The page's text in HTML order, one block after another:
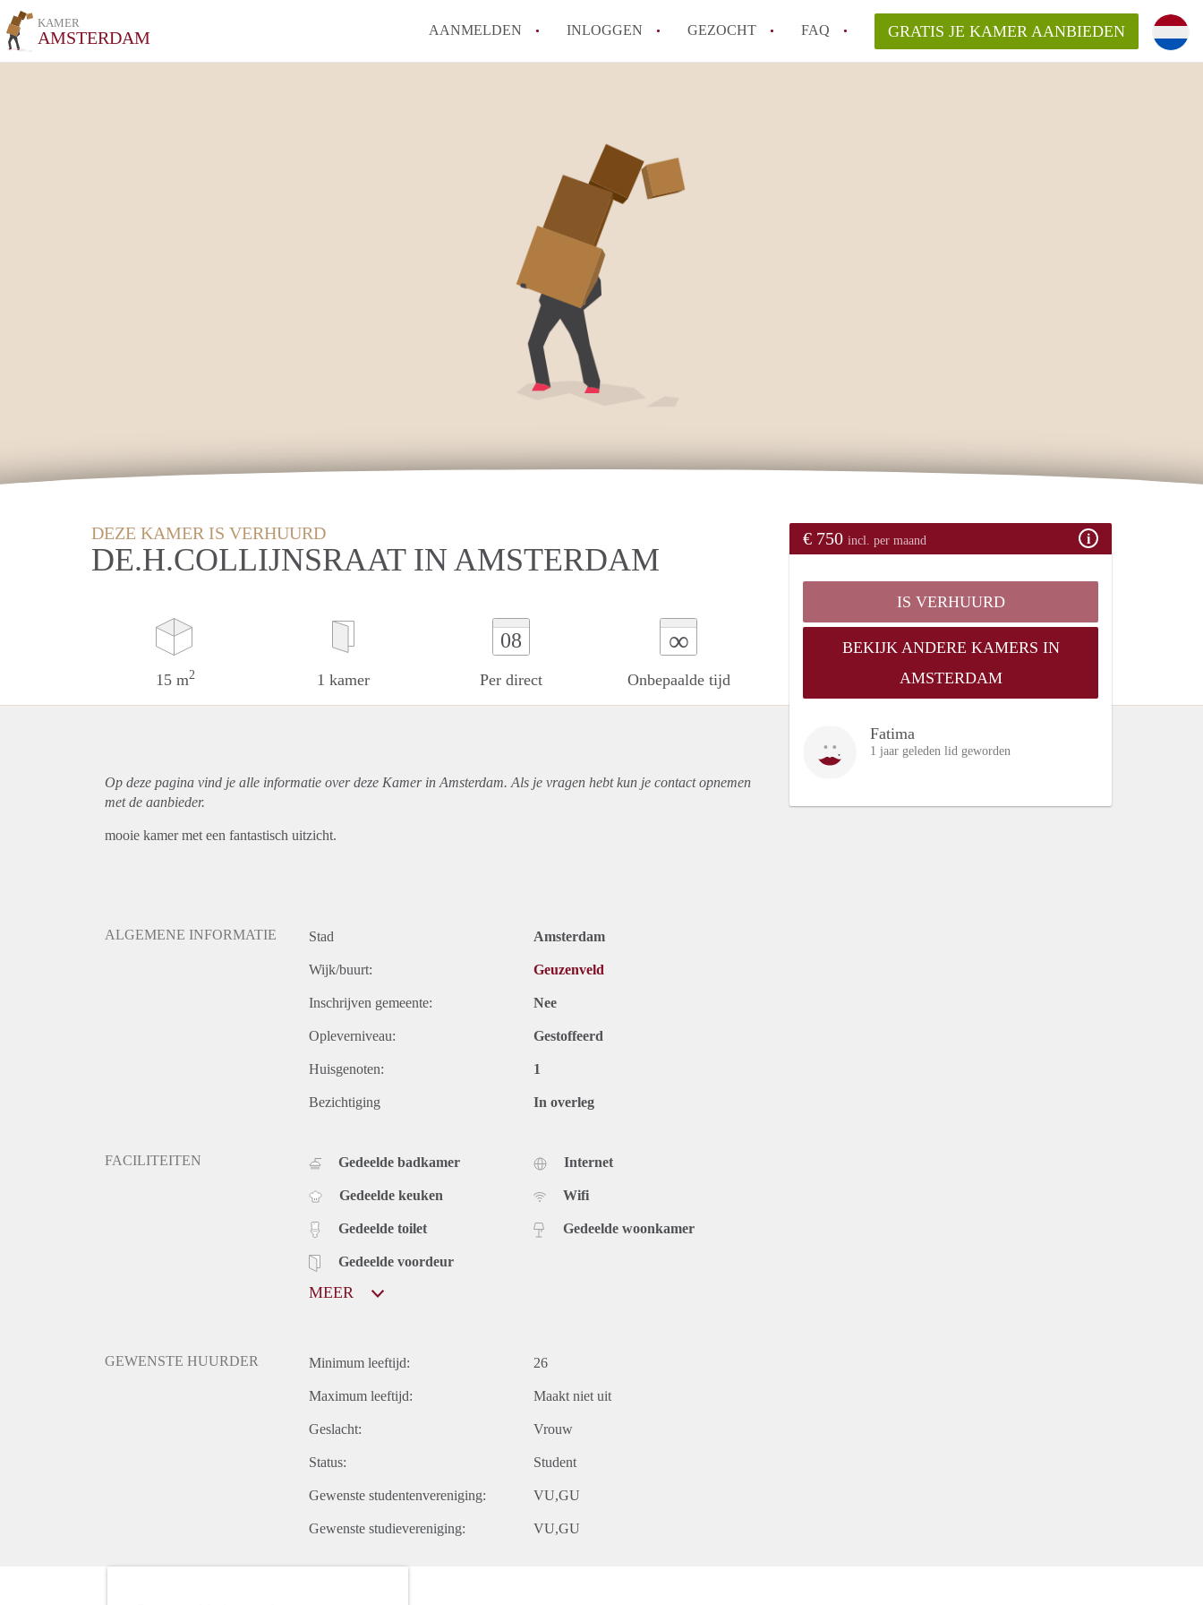
KAMER
AMSTERDAM AANMELDEN INLOGGEN GEZOCHT FAQ
Wat zijn de populairste zoektermen voor een kamer in Amsterdam en wat
betekent dit voor jou als zoeker?
GRATIS JE KAMER AANBIEDEN
DEZE KAMER IS VERHUURD
DE.H.COLLIJNSRAAT IN AMSTERDAM
15 m2 1 kamer
08
Per direct
∞
Onbepaalde tijd
€ 750 incl. per maand
IS VERHUURD
BEKIJK ANDERE KAMERS IN
AMSTERDAM
Fatima
1 jaar geleden lid geworden
Op deze pagina vind je alle informatie over deze Kamer in Amsterdam. Als je vragen hebt kun je contact opnemen
met de aanbieder.
mooie kamer met een fantastisch uitzicht.
ALGEMENE INFORMATIE Stad Amsterdam
Wijk/buurt: Geuzenveld
Inschrijven gemeente: Nee
Opleverniveau: Gestoffeerd
Huisgenoten: 1
Bezichtiging In overleg
FACILITEITEN Gedeelde badkamer
Gedeelde keuken
Gedeelde toilet
Gedeelde voordeur
Internet
Wifi
Gedeelde woonkamer
MEER
GEWENSTE HUURDER Minimum leeftijd: 26
Maximum leeftijd: Maakt niet uit
Geslacht: Vrouw
Status: Student
Gewenste studentenvereniging: VU,GU
Gewenste studievereniging: VU,GU